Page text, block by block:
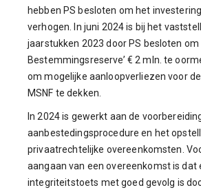
hebben PS besloten om het
verhogen. In juni 2024 is bij het
jaarstukken 2023 door PS besloten om
Bestemmingsreserve’ € 2 mln. te
om mogelijke aanloopverliezen voor
MSNF te dekken.
In 2024 is gewerkt aan de
aanbestedingsprocedure en het
privaatrechtelijke overeenkomsten.
aangaan van een overeenkomst is dat
integriteitstoets met goed gevolg is